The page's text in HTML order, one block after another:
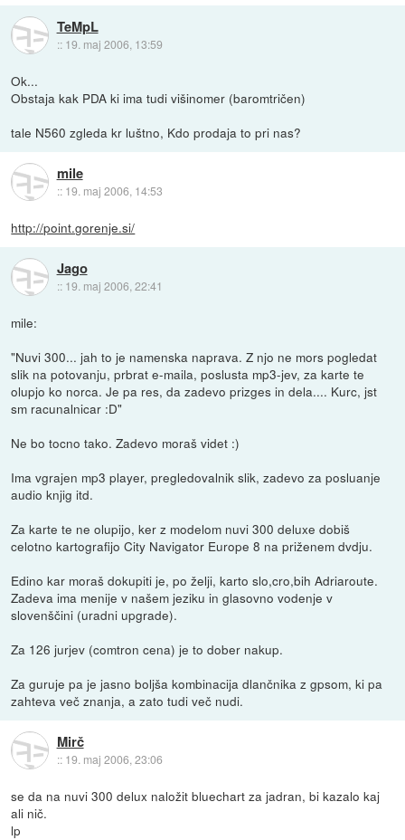
TeMpL
:: 19. maj 2006, 13:59
Ok...
Obstaja kak PDA ki ima tudi višinomer (baromtričen)
tale N560 zgleda kr luštno, Kdo prodaja to pri nas?
mile
:: 19. maj 2006, 14:53
http://point.gorenje.si/
Jago
:: 19. maj 2006, 22:41
mile:
"Nuvi 300... jah to je namenska naprava. Z njo ne mors pogledat
slik na potovanju, prbrat e-maila, poslusta mp3-jev, za karte te
olupjo ko norca. Je pa res, da zadevo prizges in dela.... Kurc, jst
sm racunalnicar :D"
Ne bo tocno tako. Zadevo moraš videt :)
Ima vgrajen mp3 player, pregledovalnik slik, zadevo za posluanje
audio knjig itd.
Za karte te ne olupijo, ker z modelom nuvi 300 deluxe dobiš
celotno kartografijo City Navigator Europe 8 na priženem dvdju.
Edino kar moraš dokupiti je, po želji, karto slo,cro,bih Adriaroute.
Zadeva ima menije v našem jeziku in glasovno vodenje v
slovenščini (uradni upgrade).
Za 126 jurjev (comtron cena) je to dober nakup.
Za guruje pa je jasno boljša kombinacija dlančnika z gpsom, ki pa
zahteva več znanja, a zato tudi več nudi.
Mirč
:: 19. maj 2006, 23:06
se da na nuvi 300 delux naložit bluechart za jadran, bi kazalo kaj
ali nič.
lp